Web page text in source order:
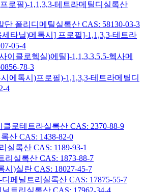
로필)-1,1,3,3-테트라메틸디실록산
폴리디메틸실록산 CAS: 58130-03-3
타닐)메톡시] 프로필]-1,1,3,3-테트라
05-4
이클로헥실)에틸]-1,1,3,3,5,5-헥사메
78-3
에톡시)프로필)-1,1,3,3-테트라메틸디
4
로테트라실록산 CAS: 2370-88-9
산 CAS: 1438-82-0
실록산 CAS: 1189-93-1
리실록산 CAS: 1873-88-7
)실란 CAS: 18027-45-7
페닐트리실록산 CAS: 17875-55-7
트리실록산 CAS: 17962-34-4